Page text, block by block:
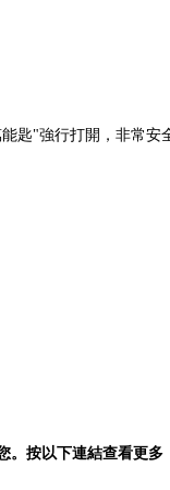
匙"強行打開，非常安
。按以下連結查看更多